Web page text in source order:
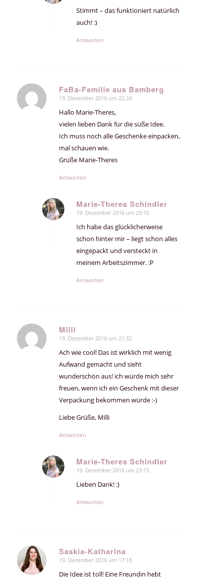
Stimmt – das funktioniert natürlich
auch! :)
Antworten
FaBa-Familie aus Bamberg
sagte:
19. Dezember 2016 um 22:24
Hallo Marie-Theres,
vielen lieben Dank für die süße Idee.
Ich muss noch alle Geschenke einpacken,
mal schauen wie.
Grüße Marie-Theres
Antworten
Marie-Theres Schindler
sagte:
19. Dezember 2016 um 23:15
Ich habe das glücklicherweise
schon hinter mir – liegt schon alles
eingepackt und versteckt in
meinem Arbeitszimmer. :P
Antworten
Milli
sagte:
19. Dezember 2016 um 21:32
Ach wie cool! Das ist wirklich mit wenig
Aufwand gemacht und sieht
wunderschön aus! ich würde mich sehr
freuen, wenn ich ein Geschenk mit dieser
Verpackung bekommen würde :-)
Liebe Grüße, Milli
Antworten
Marie-Theres Schindler
sagte:
19. Dezember 2016 um 23:15
Lieben Dank! :)
Antworten
Saskia-Katharina
sagte:
19. Dezember 2016 um 17:18
Die Idee ist toll! Eine Freundin hebt